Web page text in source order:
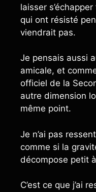
laisser
qui ont résisté
viendrait pas.
Je pensais aussi
amicale, et
officiel de la
autre dimension
même point.
Je n’ai pas
comme si la
décompose petit
C’est ce que j’ai